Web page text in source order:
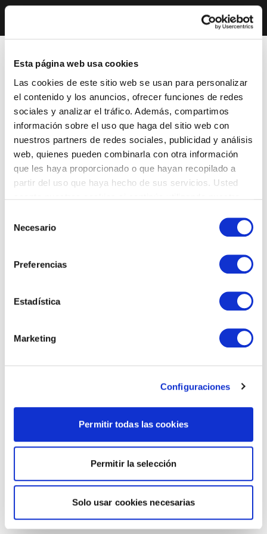
Esta página web usa cookies
Las cookies de este sitio web se usan para personalizar
el contenido y los anuncios, ofrecer funciones de redes
sociales y analizar el tráfico. Además, compartimos
información sobre el uso que haga del sitio web con
nuestros partners de redes sociales, publicidad y análisis
web, quienes pueden combinarla con otra información
que les haya proporcionado o que hayan recopilado a
partir del uso que haya hecho de sus servicios. Usted
Necesario
Preferencias
Estadística
Marketing
Configuraciones
Permitir todas las cookies
Permitir la selección
Solo usar cookies necesarias